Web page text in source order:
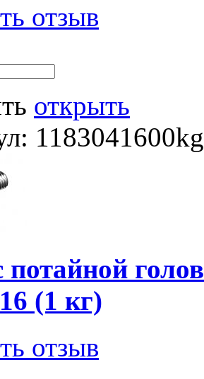
отзыв
открыть
1183041600kg
потайной
(1 кг)
отзыв